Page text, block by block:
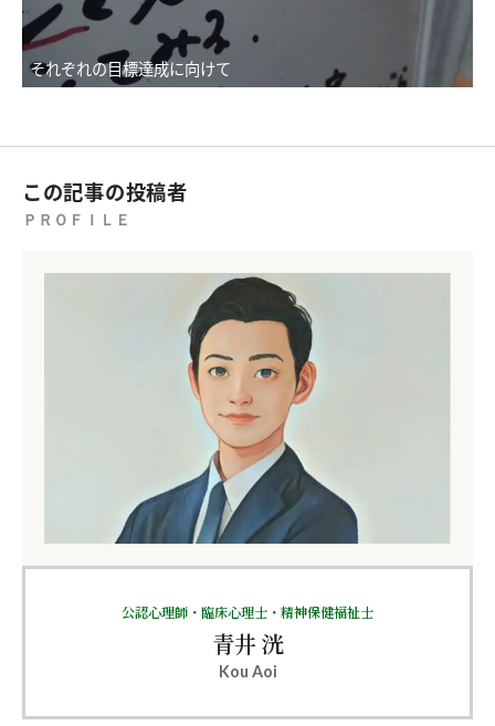
それぞれの目標達成に向けて
この記事の投稿者
ＰＲＯＦＩＬＥ
公認心理師・臨床心理士・精神保健福祉士
青井 洸
Kou Aoi